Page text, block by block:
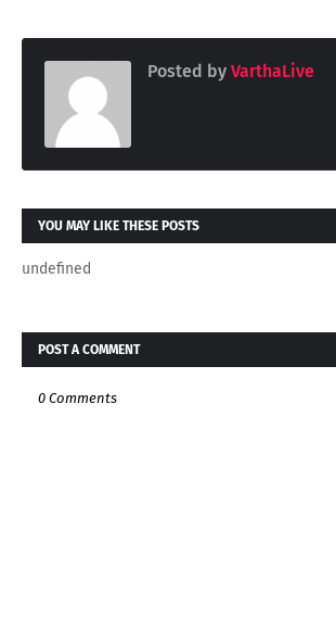
Posted by VarthaLive
YOU MAY LIKE THESE POSTS
undefined
POST A COMMENT
0 Comments